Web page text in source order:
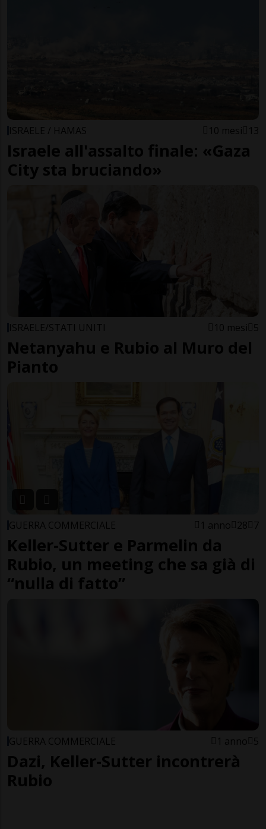
ISRAELE / HAMAS 10 mesi 13
Israele all'assalto finale: «Gaza
City sta bruciando»
ISRAELE/STATI UNITI 10 mesi 5
Netanyahu e Rubio al Muro del
Pianto
GUERRA COMMERCIALE 1 anno 28 7
Keller-Sutter e Parmelin da
Rubio, un meeting che sa già di
“nulla di fatto”
GUERRA COMMERCIALE 1 anno 5
Dazi, Keller-Sutter incontrerà
Rubio